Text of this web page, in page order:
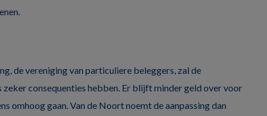
de vereniging van particuliere beleggers, zal de
consequenties hebben. Er blijft minder geld over voor
omhoog gaan. Van de Noort noemt de aanpassing dan